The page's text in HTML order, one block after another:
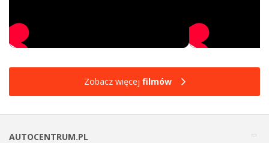
Zobacz więcej filmów
AUTOCENTRUM.PL